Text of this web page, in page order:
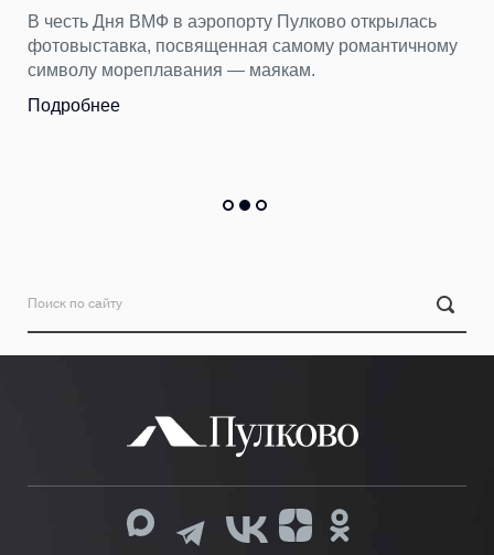
в аэропорту Пулково открылась
посвященная самому романтичному
— маякам.
находим в